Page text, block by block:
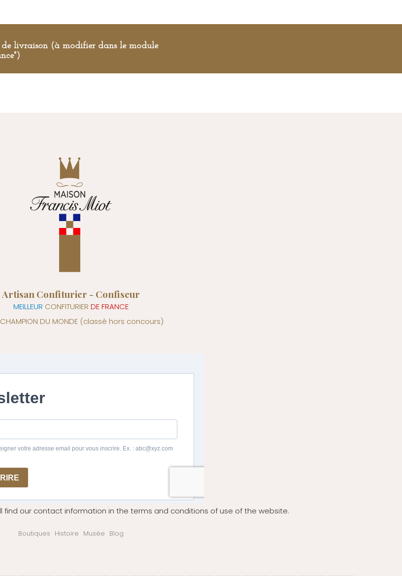
de livraison (à modifier dans le module
Artisan Confiturier - Confiseur
MEILLEUR CONFITURIER DE FRANCE
CHAMPION DU MONDE (classé hors concours)
find our contact information in the terms and conditions of use of the website.
Boutiques Histoire Musée Blog